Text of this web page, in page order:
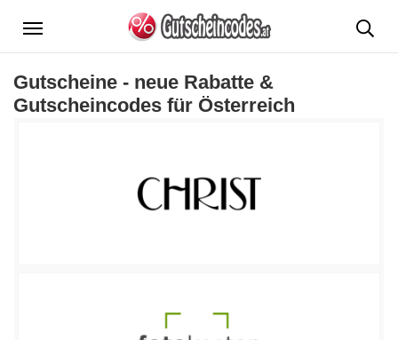
Menü
Gutscheine - neue Rabatte &
Gutscheincodes für Österreich